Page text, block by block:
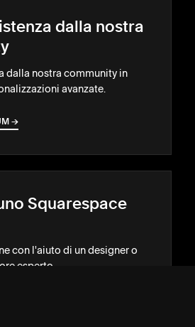
dalla nostra
dalla nostra community in
avanzate.
→
Squarespace
con l'aiuto di un designer o
esperto.